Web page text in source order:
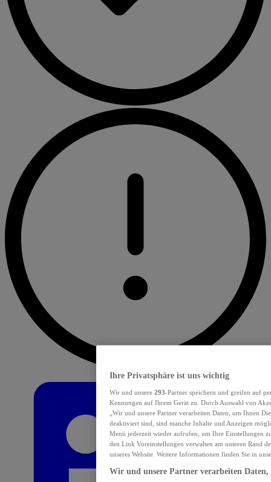
Ihre Privatsphäre ist uns wichtig
Wir und unsere 293-Partner speichern und greifen auf
Kennungen auf Ihrem Gerät zu. Durch Auswahl von
„Wir und unsere Partner verarbeiten Daten, um Ihnen
deaktiviert sind, sind manche Inhalte und Anzeigen
Menü jederzeit wieder aufrufen, um Ihre Einstellungen
den Link Voreinstellungen verwalten am unteren Rand
unseres Website. Weitere Informationen finden Sie in
Wir und unsere Partner verarbeiten Daten,